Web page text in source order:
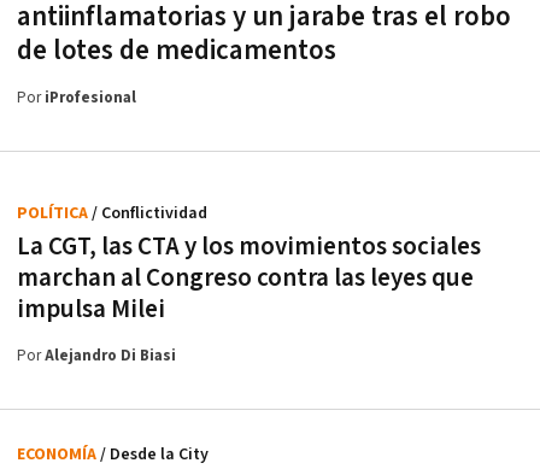
antiinflamatorias y un jarabe tras el robo
de lotes de medicamentos
PoriProfesional
La CGT, las CTA y los movimientos sociales
marchan al Congreso contra las leyes que
impulsa Milei
POLÍTICA/ Conflictividad
PorAlejandro Di Biasi
ECONOMÍA/ Desde la City